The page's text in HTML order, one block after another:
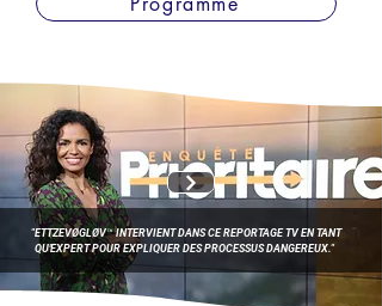
"ETTZEVØGLØV™ INTERVIENT DANS CE REPORTAGE TV EN TANT
QU'EXPERT POUR EXPLIQUER DES PROCESSUS DANGEREUX."